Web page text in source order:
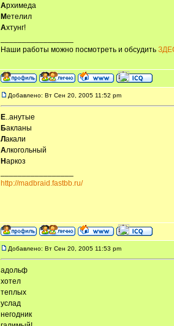
Архимеда
Метелил
Ахтунг!
Наши работы можно посмотреть и обсудить
Добавлено: Вт Сен 20, 2005 11:52 pm
Е..анутые
Бакланы
Лакали
Алкогольный
Наркоз
http://madbraid.fastbb.ru/
Добавлено: Вт Сен 20, 2005 11:53 pm
адольф
хотел
теплых
услад
негодник